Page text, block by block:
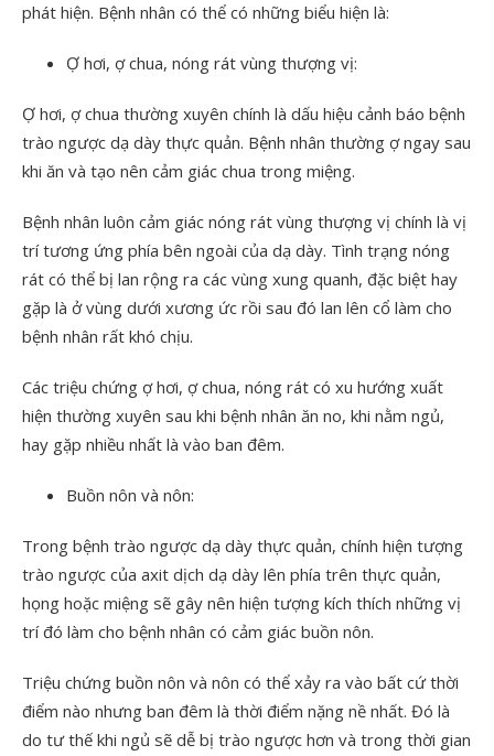
phát hiện. Bệnh nhân có thể có những biểu hiện là:
Ợ hơi, ợ chua, nóng rát vùng thượng vị:
Ợ hơi, ợ chua thường xuyên chính là dấu hiệu cảnh báo bệnh
trào ngược dạ dày thực quản. Bệnh nhân thường ợ ngay sau
khi ăn và tạo nên cảm giác chua trong miệng.
Bệnh nhân luôn cảm giác nóng rát vùng thượng vị chính là vị
trí tương ứng phía bên ngoài của dạ dày. Tình trạng nóng
rát có thể bị lan rộng ra các vùng xung quanh, đặc biệt hay
gặp là ở vùng dưới xương ức rồi sau đó lan lên cổ làm cho
bệnh nhân rất khó chịu.
Các triệu chứng ợ hơi, ợ chua, nóng rát có xu hướng xuất
hiện thường xuyên sau khi bệnh nhân ăn no, khi nằm ngủ,
hay gặp nhiều nhất là vào ban đêm.
Buồn nôn và nôn:
Trong bệnh trào ngược dạ dày thực quản, chính hiện tượng
trào ngược của axit dịch dạ dày lên phía trên thực quản,
họng hoặc miệng sẽ gây nên hiện tượng kích thích những vị
trí đó làm cho bệnh nhân có cảm giác buồn nôn.
Triệu chứng buồn nôn và nôn có thể xảy ra vào bất cứ thời
điểm nào nhưng ban đêm là thời điểm nặng nề nhất. Đó là
do tư thế khi ngủ sẽ dễ bị trào ngược hơn và trong thời gian